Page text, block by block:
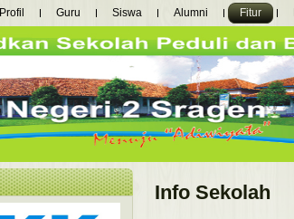
Profil Guru Siswa Alumni Fitur
Info Sekolah